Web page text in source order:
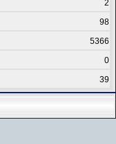
2
98
5366
0
39